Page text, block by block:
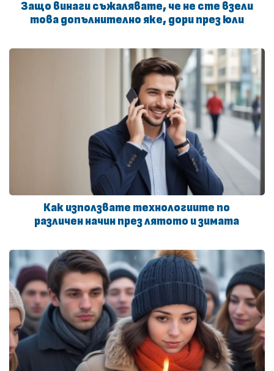
Защо винаги съжалявате, че не сте взели
това допълнително яке, дори през юли
Как използвате технологиите по
различен начин през лятото и зимата